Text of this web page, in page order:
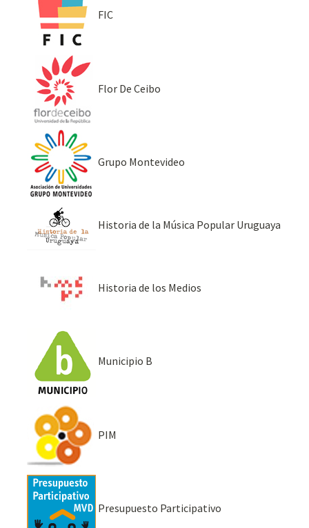
FIC
Flor De Ceibo
Grupo Montevideo
Historia de la Música Popular Uruguaya
Historia de los Medios
Municipio B
PIM
Presupuesto Participativo